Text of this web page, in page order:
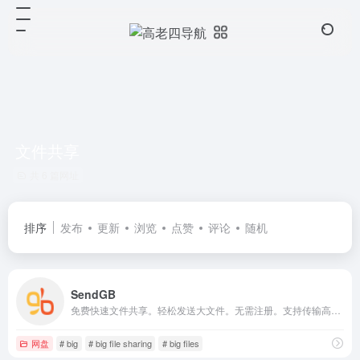
排序 发布 更新 浏览 点赞 评论 随机
SendGB
网盘 # big # big file sharing # big files